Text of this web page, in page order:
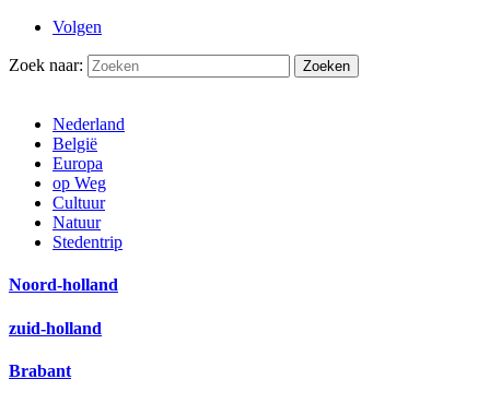
Volgen
Zoek naar:
Nederland
België
Europa
op Weg
Cultuur
Natuur
Stedentrip
Noord-holland
zuid-holland
Brabant